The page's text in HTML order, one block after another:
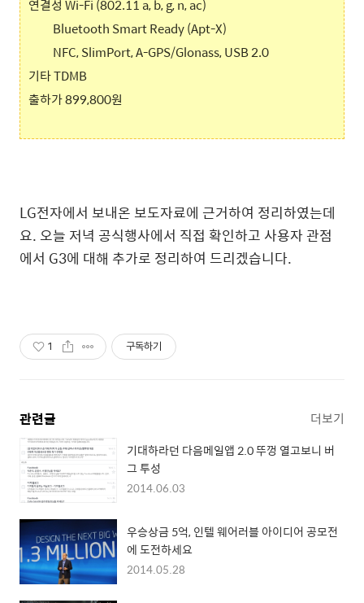
연결성 Wi-Fi (802.11 a, b, g, n, ac)
Bluetooth Smart Ready (Apt-X)
NFC, SlimPort, A-GPS/Glonass, USB 2.0
기타 TDMB
출하가 899,800원
LG전자에서 보내온 보도자료에 근거하여 정리하였는데
요. 오늘 저녁 공식행사에서 직접 확인하고 사용자 관점
에서 G3에 대해 추가로 정리하여 드리겠습니다.
1 구독하기
관련글 더보기
기대하라던 다음메일앱 2.0 뚜껑 열고보니 버
그 투성
2014.06.03
우승상금 5억, 인텔 웨어러블 아이디어 공모전
에 도전하세요
2014.05.28